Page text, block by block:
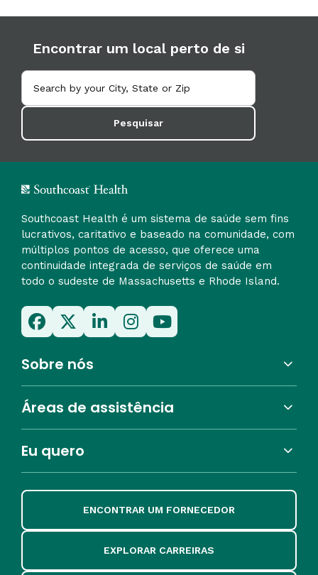
Encontrar um local perto de si
Pesquisar
Southcoast Health é um sistema de saúde sem fins
lucrativos, caritativo e baseado na comunidade, com
múltiplos pontos de acesso, que oferece uma
continuidade integrada de serviços de saúde em
todo o sudeste de Massachusetts e Rhode Island.
Sobre nós
Áreas de assistência
Eu quero
ENCONTRAR UM FORNECEDOR
EXPLORAR CARREIRAS